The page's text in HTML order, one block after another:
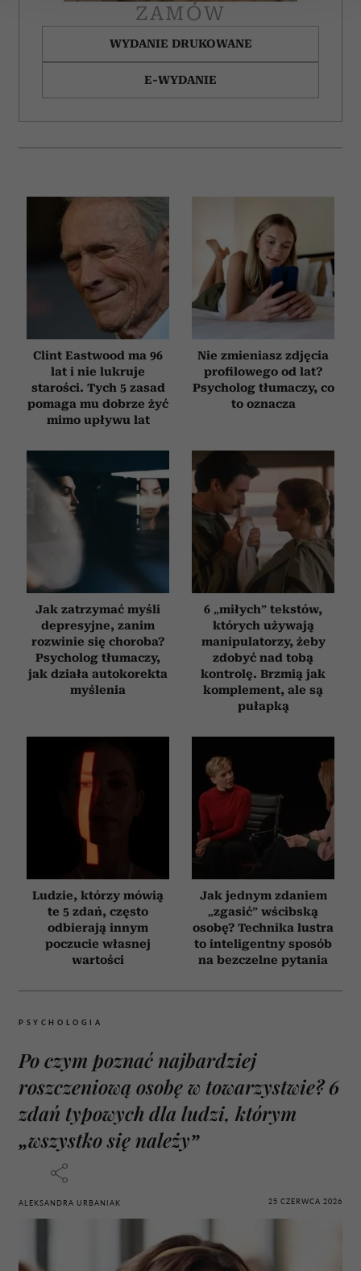
Wykorzystujemy pliki cookie do spersonalizowania treści
i reklam, aby oferować funkcje społecznościowe i
korzystasz z naszej witryny, udostępniamy partnerom
otrzymanymi od Ciebie lub uzyskanymi podczas
ZAMÓW
WYDANIE DRUKOWANE
E-WYDANIE
Clint Eastwood ma 96
lat i nie lukruje
starości. Tych 5 zasad
pomaga mu dobrze żyć
mimo upływu lat
Nie zmieniasz zdjęcia
profilowego od lat?
Psycholog tłumaczy, co
to oznacza
Jak zatrzymać myśli
depresyjne, zanim
rozwinie się choroba?
Psycholog tłumaczy,
jak działa autokorekta
myślenia
6 „miłych” tekstów,
których używają
manipulatorzy, żeby
zdobyć nad tobą
kontrolę. Brzmią jak
komplement, ale są
pułapką
Ludzie, którzy mówią
te 5 zdań, często
odbierają innym
poczucie własnej
wartości
Jak jednym zdaniem
„zgasić” wścibską
osobę? Technika lustra
to inteligentny sposób
na bezczelne pytania
PSYCHOLOGIA
Po czym poznać najbardziej
roszczeniową osobę w towarzystwie? 6
zdań typowych dla ludzi, którym
„wszystko się należy”
ALEKSANDRA URBANIAK 25 CZERWCA 2026